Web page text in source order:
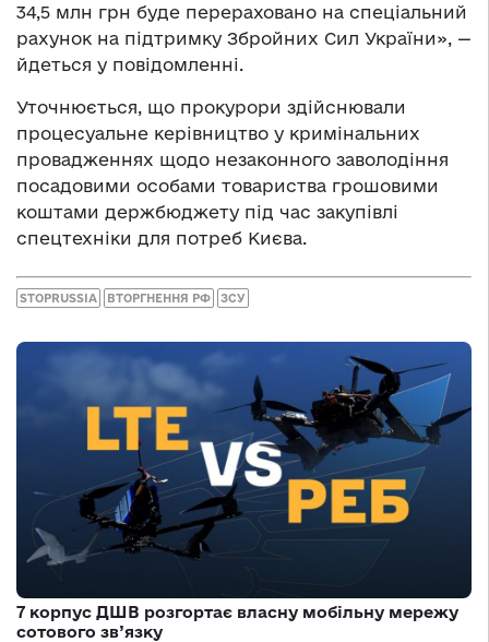
34,5 млн грн буде перераховано на спеціальний
рахунок на підтримку Збройних Сил України», —
йдеться у повідомленні.
Уточнюється, що прокурори здійснювали
процесуальне керівництво у кримінальних
провадженнях щодо незаконного заволодіння
посадовими особами товариства грошовими
коштами держбюджету під час закупівлі
спецтехніки для потреб Києва.
STOPRUSSIA ВТОРГНЕННЯ РФ ЗСУ
7 корпус ДШВ розгортає власну мобільну мережу
сотового зв’язку